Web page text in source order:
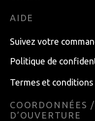
AIDE
Suivez votre
Politique de
Termes et conditions
COORDONNÉES /
D’OUVERTURE